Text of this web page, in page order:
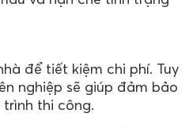
để tiết kiệm chi phí. Tuy
nghiệp sẽ giúp đảm bảo
thi công.